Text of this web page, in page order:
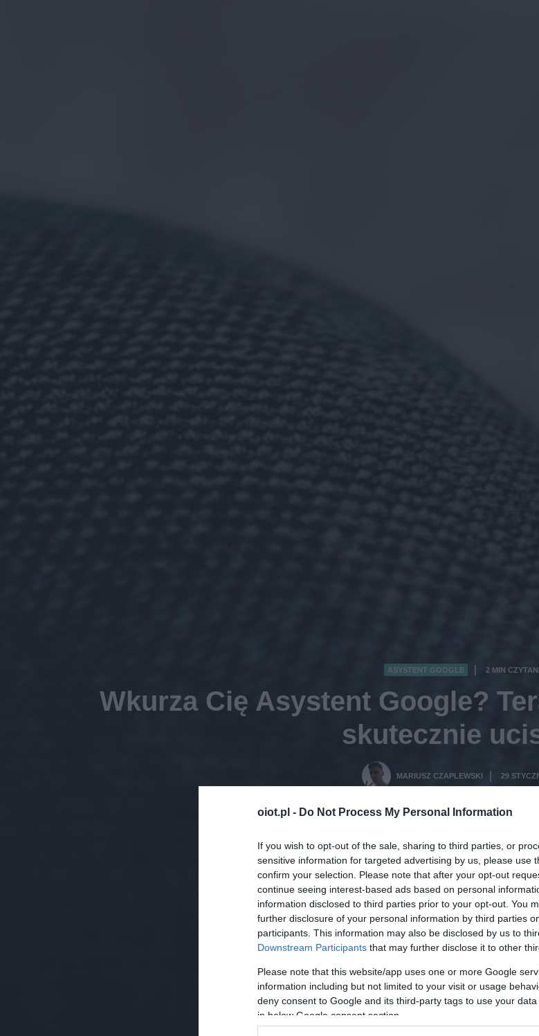
oiot.pl - Do Not Process My Personal Information
If you wish to opt-out of the sale, sharing to third parties, or
sensitive information for targeted advertising by us, please use
confirm your selection. Please note that after your opt-out
continue seeing interest-based ads based on personal
information disclosed to third parties prior to your opt-out. You
further disclosure of your personal information by third parties
participants. This information may also be disclosed by us to
Downstream Participants that may further disclose it to other
Please note that this website/app uses one or more Google
information including but not limited to your visit or usage
deny consent to Google and its third-party tags to use your
in below Google consent section.
ASYSTENT GOOGLE 2 MIN
Wkurza Cię Asystent Google?
skutecznie
MARIUSZ CZAPLEWSKI 29